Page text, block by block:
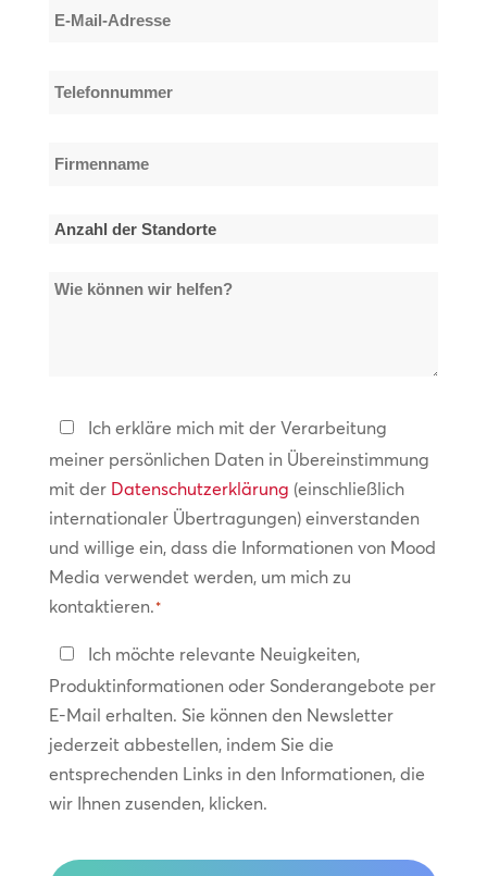
E-
Telefonnummer
Firmenname
Anzahl
Standorte
Wie
Datenschutzerklärung
*
Ich erkläre mich mit der Verarbeitung
meiner persönlichen Daten in Übereinstimmung
mit der Datenschutzerklärung (einschließlich
internationaler Übertragungen) einverstanden
und willige ein, dass die Informationen von Mood
Media verwendet werden, um mich zu
kontaktieren.*
In
Kontakt
bleiben
Ich möchte relevante Neuigkeiten,
Produktinformationen oder Sonderangebote per
E-Mail erhalten. Sie können den Newsletter
jederzeit abbestellen, indem Sie die
entsprechenden Links in den Informationen, die
wir Ihnen zusenden, klicken.